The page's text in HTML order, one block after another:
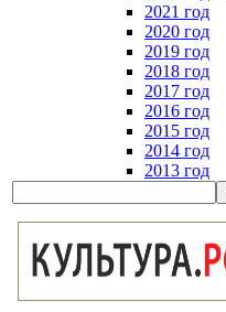
2021 год
2020 год
2019 год
2018 год
2017 год
2016 год
2015 год
2014 год
2013 год